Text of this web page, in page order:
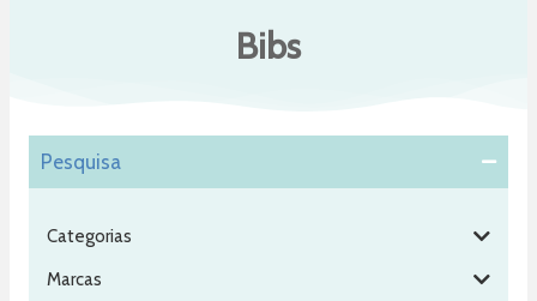
Bibs
Pesquisa
Categorias
Marcas